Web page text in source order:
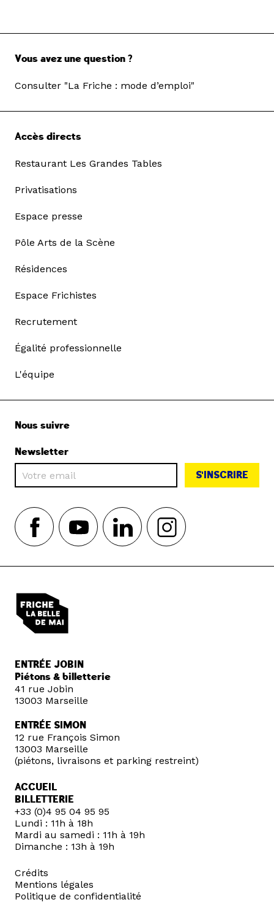
Vous avez une question ?
Consulter "La Friche : mode d’emploi"
Accès directs
Restaurant Les Grandes Tables
Privatisations
Espace presse
Pôle Arts de la Scène
Résidences
Espace Frichistes
Recrutement
Égalité professionnelle
L'équipe
Nous suivre
Newsletter
S'INSCRIRE
ENTRÉE JOBIN
Piétons & billetterie
41 rue Jobin
13003 Marseille
ENTRÉE SIMON
12 rue François Simon
13003 Marseille
(piétons, livraisons et parking restreint)
ACCUEIL
BILLETTERIE
+33 (0)4 95 04 95 95
Lundi : 11h à 18h
Mardi au samedi : 11h à 19h
Dimanche : 13h à 19h
Crédits
Mentions légales
Politique de confidentialité